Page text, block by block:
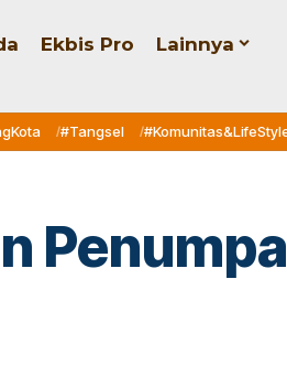
Ekbis Pro Lainnya
#Tangsel